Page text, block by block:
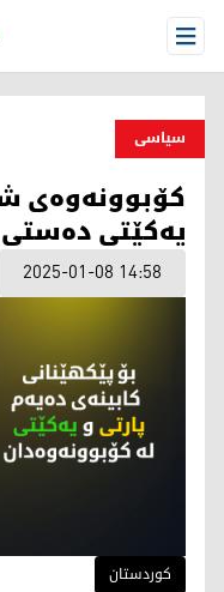
Open Menu
سیاسی
کۆبوونەوەی
یەکێتی
2025-01-08 14:58
کوردستان